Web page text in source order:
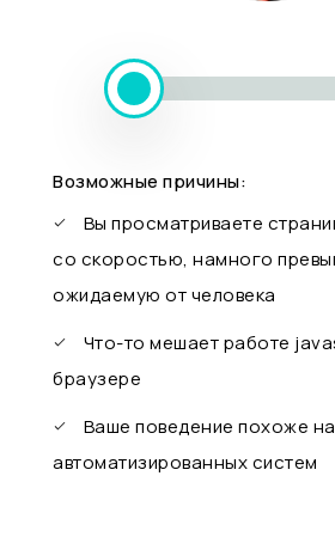
Возможные причины:
Вы просматриваете
со скоростью, намного
ожидаемую от человека
Что-то мешает работе
браузере
Ваше поведение похоже
автоматизированных систем